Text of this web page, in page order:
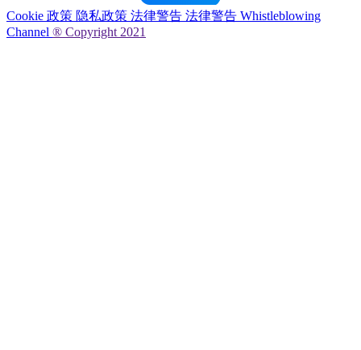
Cookie 政策 隐私政策 法律警告 法律警告 Whistleblowing
Channel ® Copyright 2021